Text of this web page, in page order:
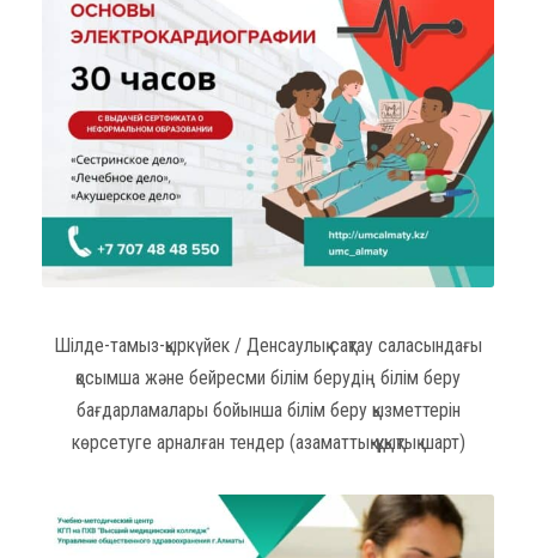
Шілде-тамыз-қыркүйек / Денсаулық сақтау саласындағы
қосымша және бейресми білім берудің білім беру
бағдарламалары бойынша білім беру қызметтерін
көрсетуге арналған тендер (азаматтық-құқықтық шарт)